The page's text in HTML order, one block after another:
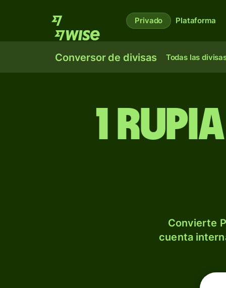
Privado Plataforma
Conversor de divisas Todas las
1
Convierte
cuenta